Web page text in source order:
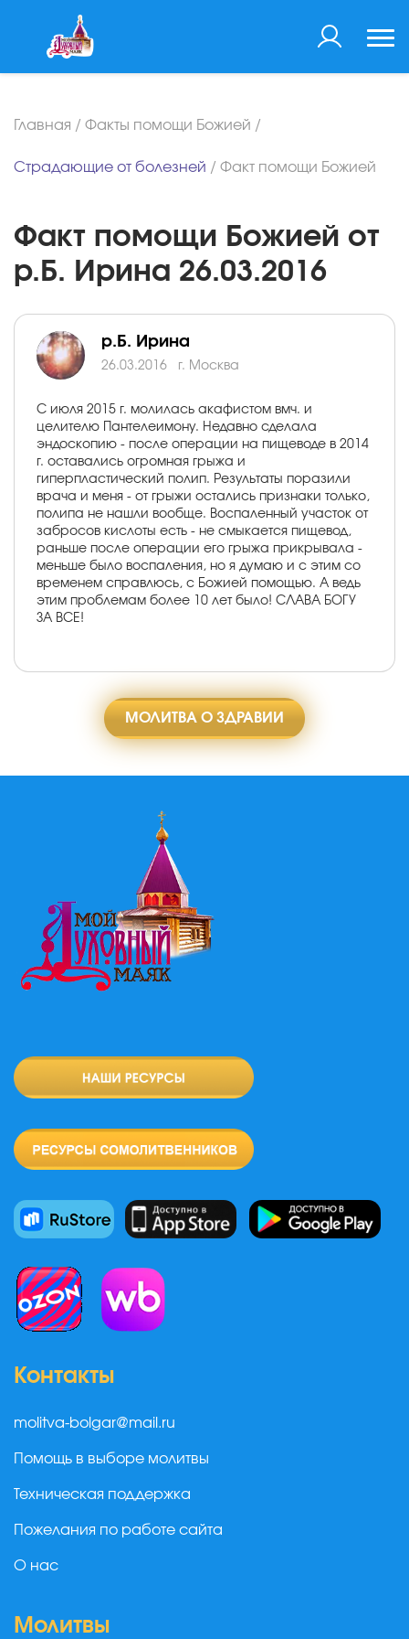
Главная / Факты помощи Божией /
Страдающие от болезней / Факт помощи Божией
Факт помощи Божией от
р.Б. Ирина 26.03.2016
р.Б. Ирина
26.03.2016 г. Москва
С июля 2015 г. молилась акафистом вмч. и
целителю Пантелеимону. Недавно сделала
эндоскопию - после операции на пищеводе в 2014
г. оставались огромная грыжа и
гиперпластический полип. Результаты поразили
врача и меня - от грыжи остались признаки только,
полипа не нашли вообще. Воспаленный участок от
забросов кислоты есть - не смыкается пищевод,
раньше после операции его грыжа прикрывала -
меньше было воспаления, но я думаю и с этим со
временем справлюсь, с Божией помощью. А ведь
этим проблемам более 10 лет было! СЛАВА БОГУ
ЗА ВСЕ!
МОЛИТВА О ЗДРАВИИ
Контакты
molitva-bolgar@mail.ru
Помощь в выборе молитвы
Техническая поддержка
Пожелания по работе сайта
О нас
Молитвы